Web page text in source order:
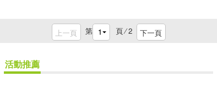
上一頁 第 頁 ⁄2 下一頁
活動推薦